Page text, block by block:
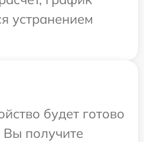
устранением
будет готово
Вы получите